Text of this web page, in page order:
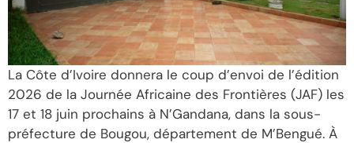
La Côte d’Ivoire donnera le coup d’envoi de l’édition
2026 de la Journée Africaine des Frontières (JAF) les
17 et 18 juin prochains à N’Gandana, dans la sous-
préfecture de Bougou, département de M’Bengué. À